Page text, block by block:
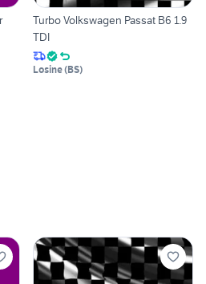
Turbo Volkswagen Passat B6 1.9
TDI
Losine(BS)